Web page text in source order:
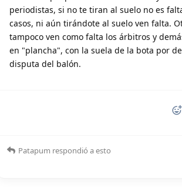
periodistas, si no te tiran al suelo no es
casos, ni aún tirándote al suelo ven falta.
tampoco ven como falta los árbitros y
en "plancha", con la suela de la bota por
disputa del balón.
Patapum respondió a esto